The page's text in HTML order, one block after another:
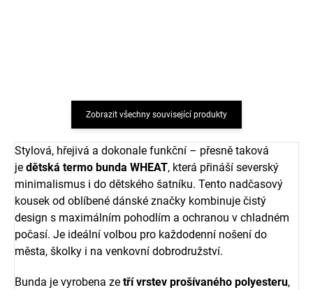
Zobrazit všechny související produkty
Stylová, hřejivá a dokonale funkční – přesně taková
je dětská termo bunda WHEAT, která přináší severský
minimalismus i do dětského šatníku. Tento nadčasový
kousek od oblíbené dánské značky kombinuje čistý
design s maximálním pohodlím a ochranou v chladném
počasí. Je ideální volbou pro každodenní nošení do
města, školky i na venkovní dobrodružství.
Bunda je vyrobena ze tří vrstev prošívaného polyesteru,